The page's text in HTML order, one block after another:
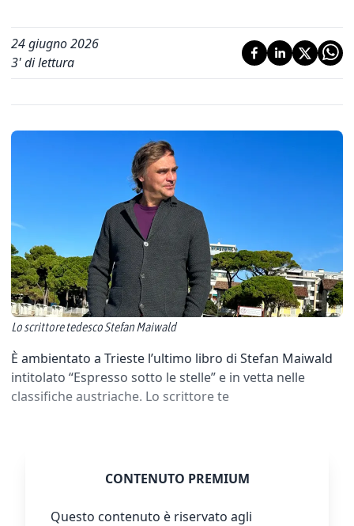
24 giugno 2026
3' di lettura
Lo scrittore tedesco Stefan Maiwald
È ambientato a Trieste l’ultimo libro di Stefan Maiwald
intitolato “Espresso sotto le stelle” e in vetta nelle
classifiche austriache. Lo scrittore te
CONTENUTO PREMIUM
Questo contenuto è riservato agli